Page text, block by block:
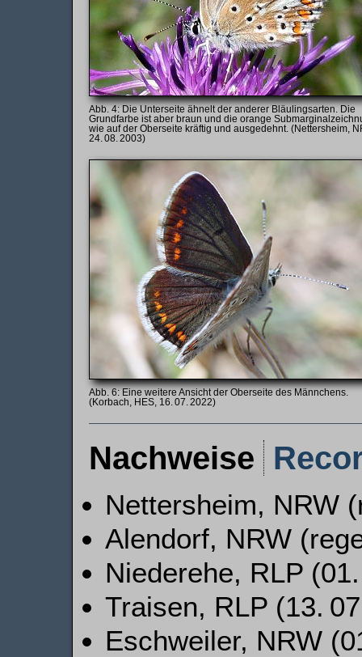
Die Unterseite ähnelt der anderer Bläulingsarten. Die
Grundfarbe ist aber braun und die orange
wie auf der Oberseite kräftig und ausgedehnt. (Nettersheim,
24. 08. 2003)
Eine weitere Ansicht der Oberseite des Männchens.
(Korbach, HES, 16. 07. 2022)
Nachweise
Nettersheim, NRW
Alendorf, NRW
Niederehe, RLP
Traisen, RLP (13.
Eschweiler, NRW